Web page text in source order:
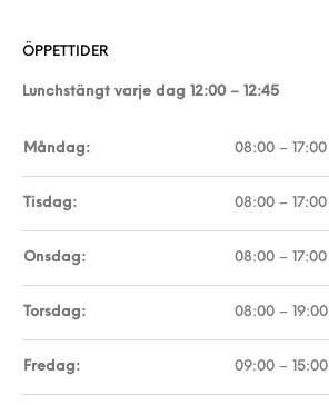
ÖPPETTIDER
Lunchstängt varje dag 12:00 – 12:45
Måndag: 08:00 – 17:00
Tisdag: 08:00 – 17:00
Onsdag: 08:00 – 17:00
Torsdag: 08:00 – 19:00
Fredag: 09:00 – 15:00